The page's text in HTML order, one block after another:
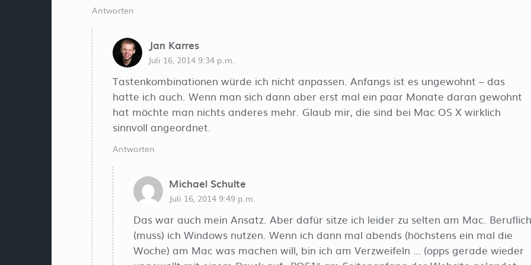
Antworten
Jan Karres
Juli 16, 2014 9:34 p.m.
Tastenkombinationen würde ich nicht anpassen. Anfangs ist es ungewohnt – das
hatte ich auch. Wenn man sich dann aber erst mal ein paar Monate daran gewohnt
hat möchte man nichts anderes mehr. Glaub mir, die sind bei Mac OS X wirklich
sinnvoll angeordnet.
Antworten
Michael Schulte
Juli 16, 2014 9:49 p.m.
Das war auch mein Ansatz. Aber dafür sitze ich leider zu selten am Mac. Beruflich
(muss) ich Windows nutzen. Wenn ich dann mal abends (höchstens ein mal die
Woche) am Mac was machen will, bin ich am Verzweifeln … (opps gerade wieder